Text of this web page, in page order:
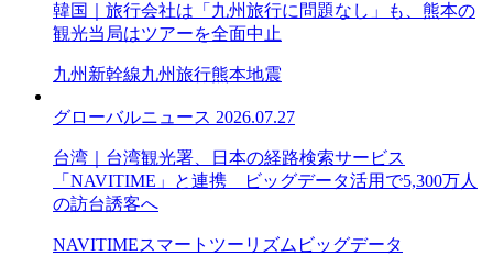
韓国｜旅行会社は「九州旅行に問題なし」も、熊本の
観光当局はツアーを全面中止
九州新幹線九州旅行熊本地震
グローバルニュース 2026.07.27
台湾｜台湾観光署、日本の経路検索サービス
「NAVITIME」と連携 ビッグデータ活用で5,300万人
の訪台誘客へ
NAVITIMEスマートツーリズム ビッグデータ